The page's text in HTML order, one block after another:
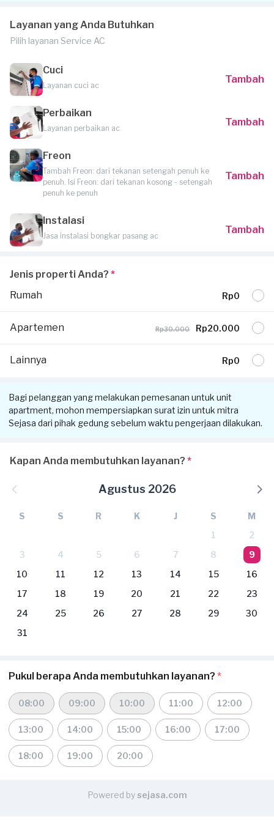
Layanan yang Anda Butuhkan
Pilih layanan Service AC
Cuci
Layanan cuci ac
Tambah
Perbaikan
Layanan perbaikan ac
Tambah
Freon
Tambah Freon: dari tekanan setengah penuh ke
penuh. Isi Freon: dari tekanan kosong - setengah
penuh ke penuh
Tambah
Instalasi
Jasa instalasi bongkar pasang ac
Tambah
Jenis properti Anda? *
Rumah
Rp0
Apartemen Rp30.000 Rp20.000
Lainnya Rp0
Bagi pelanggan yang melakukan pemesanan untuk unit
apartment, mohon mempersiapkan surat izin untuk mitra
Sejasa dari pihak gedung sebelum waktu pengerjaan dilakukan.
Kapan Anda membutuhkan layanan? *
Agustus 2026
S S R K J S
M
1
2
3
4 5 6 7 8
9
10
11 12 13 14 15
16
17
18 19 20 21 22
23
24
25 26 27 28 29
30
31
Pukul berapa Anda membutuhkan layanan? *
08:00 09:00 10:00 11:00 12:00
13:00 14:00 15:00 16:00 17:00
18:00 19:00 20:00
Powered bysejasa.com